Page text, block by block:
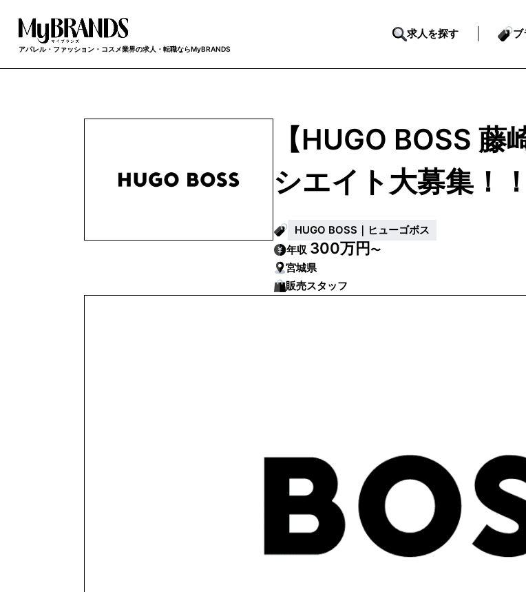
アパレル・ファッション・コスメ業界の求人・転職ならMyBRANDS
求人を探す ブ
【HUGO BOSS
シエイト大募集！！
HUGO BOSS｜ヒューゴボス
年収 300万円〜
宮城県
販売スタッフ